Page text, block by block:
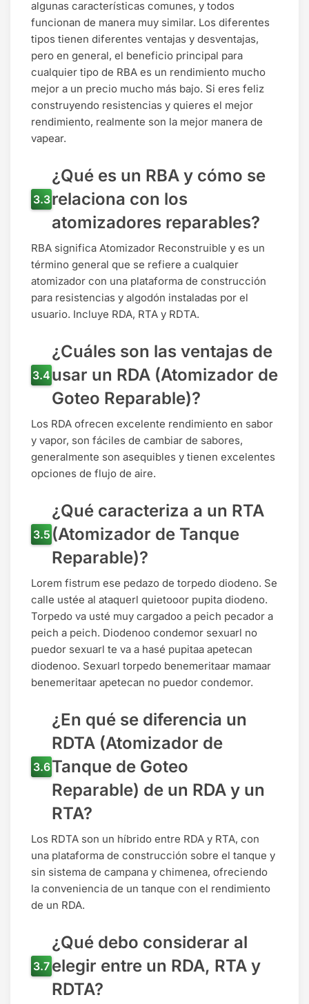
algunas características comunes, y todos
funcionan de manera muy similar. Los diferentes
tipos tienen diferentes ventajas y desventajas,
pero en general, el beneficio principal para
cualquier tipo de RBA es un rendimiento mucho
mejor a un precio mucho más bajo. Si eres feliz
construyendo resistencias y quieres el mejor
rendimiento, realmente son la mejor manera de
vapear.
¿Qué es un RBA y cómo se
relaciona con los
atomizadores reparables?
RBA significa Atomizador Reconstruible y es un
término general que se refiere a cualquier
atomizador con una plataforma de construcción
para resistencias y algodón instaladas por el
usuario. Incluye RDA, RTA y RDTA.
¿Cuáles son las ventajas de
usar un RDA (Atomizador de
Goteo Reparable)?
Los RDA ofrecen excelente rendimiento en sabor
y vapor, son fáciles de cambiar de sabores,
generalmente son asequibles y tienen excelentes
opciones de flujo de aire.
¿Qué caracteriza a un RTA
(Atomizador de Tanque
Reparable)?
Lorem fistrum ese pedazo de torpedo diodeno. Se
calle ustée al ataquerl quietooor pupita diodeno.
Torpedo va usté muy cargadoo a peich pecador a
peich a peich. Diodenoo condemor sexuarl no
puedor sexuarl te va a hasé pupitaa apetecan
diodenoo. Sexuarl torpedo benemeritaar mamaar
benemeritaar apetecan no puedor condemor.
¿En qué se diferencia un
RDTA (Atomizador de
Tanque de Goteo
Reparable) de un RDA y un
RTA?
Los RDTA son un híbrido entre RDA y RTA, con
una plataforma de construcción sobre el tanque y
sin sistema de campana y chimenea, ofreciendo
la conveniencia de un tanque con el rendimiento
de un RDA.
¿Qué debo considerar al
elegir entre un RDA, RTA y
RDTA?